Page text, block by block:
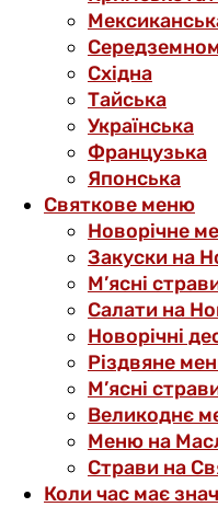
Східна
Тайська
Українська
Французька
Японська
Святкове меню
Новорічне
Закуски на
М’ясні
Салати на
Новорічні
Різдвяне
М’ясні
Великоднє
Меню на
Страви на
Коли час має